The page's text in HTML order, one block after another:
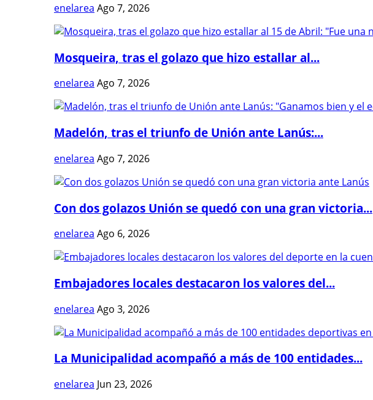
enelarea Ago 7, 2026
Mosqueira, tras el golazo que hizo estallar al...
enelarea Ago 7, 2026
Madelón, tras el triunfo de Unión ante Lanús:...
enelarea Ago 7, 2026
Con dos golazos Unión se quedó con una gran victoria...
enelarea Ago 6, 2026
Embajadores locales destacaron los valores del...
enelarea Ago 3, 2026
La Municipalidad acompañó a más de 100 entidades...
enelarea Jun 23, 2026